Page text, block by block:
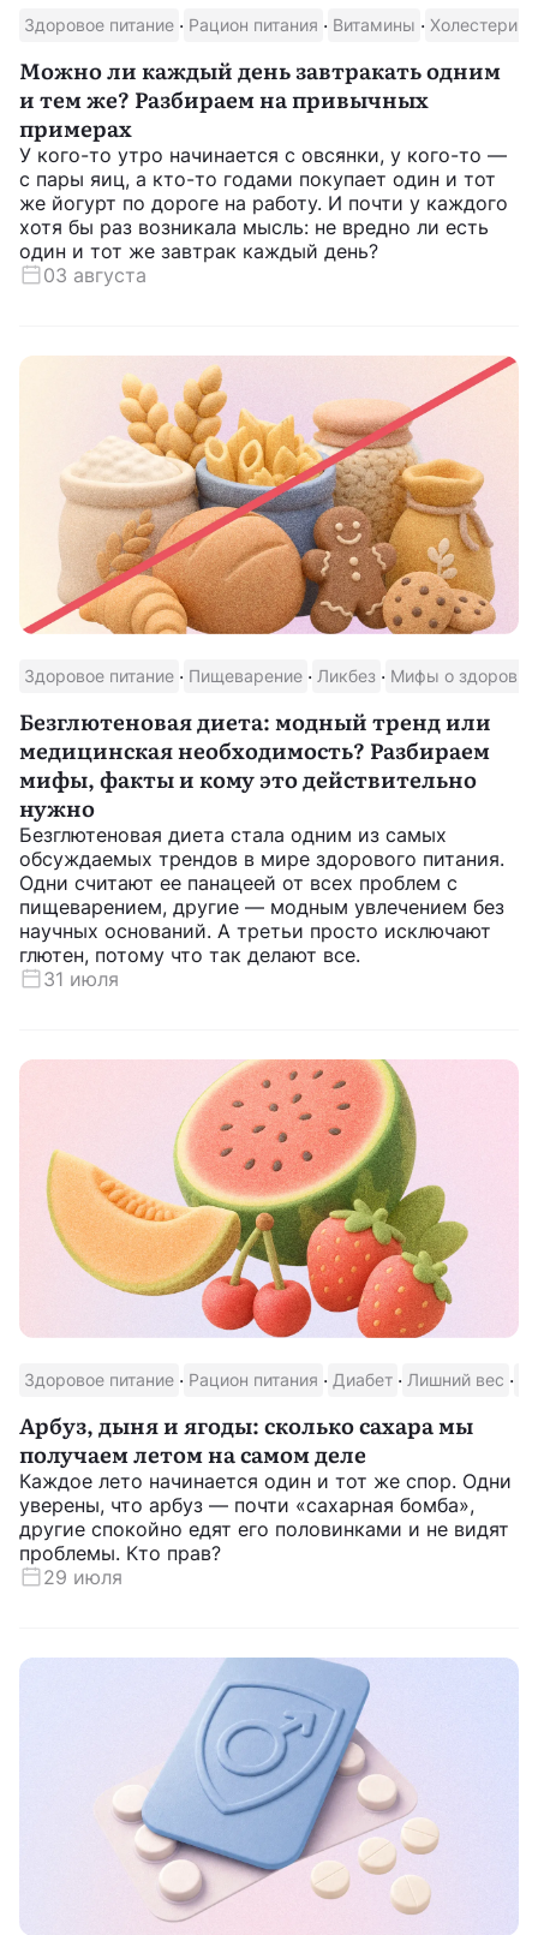
Здоровое питание · Рацион питания · Витамины · Холестерин
Можно ли каждый день завтракать одним
и тем же? Разбираем на привычных
примерах
У кого-то утро начинается с овсянки, у кого-то —
с пары яиц, а кто-то годами покупает один и тот
же йогурт по дороге на работу. И почти у каждого
хотя бы раз возникала мысль: не вредно ли есть
один и тот же завтрак каждый день?
03 августа
Здоровое питание · Пищеварение · Ликбез · Мифы о здоровье
Безглютеновая диета: модный тренд или
медицинская необходимость? Разбираем
мифы, факты и кому это действительно
нужно
Безглютеновая диета стала одним из самых
обсуждаемых трендов в мире здорового питания.
Одни считают ее панацеей от всех проблем с
пищеварением, другие — модным увлечением без
научных оснований. А третьи просто исключают
глютен, потому что так делают все.
31 июля
Здоровое питание · Рацион питания · Диабет · Лишний вес ·
Арбуз, дыня и ягоды: сколько сахара мы
получаем летом на самом деле
Каждое лето начинается один и тот же спор. Одни
уверены, что арбуз — почти «сахарная бомба»,
другие спокойно едят его половинками и не видят
проблемы. Кто прав?
29 июля